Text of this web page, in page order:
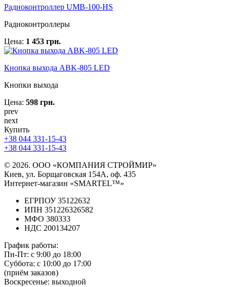
Радиоконтроллер UMB-100-HS
Радиоконтроллеры
Цена: 1 453 грн.
Кнопка выхода ABK-805 LED
Кнопки выхода
Цена: 598 грн.
prev
next
Купить
+38 044 331-15-43
+38 044 331-15-43
© 2026. ООО «КОМПАНИЯ СТРОЙМИР»
Киев, ул. Борщаговская 154А, оф. 435
Интернет-магазин «SMARTEL™»
ЕГРПОУ 35122632
ИПН 351226326582
МФО 380333
НДС 200134207
График работы:
Пн-Пт: с 9:00 до 18:00
Суббота: с 10:00 до 17:00
(приём заказов)
Воскресенье: выходной